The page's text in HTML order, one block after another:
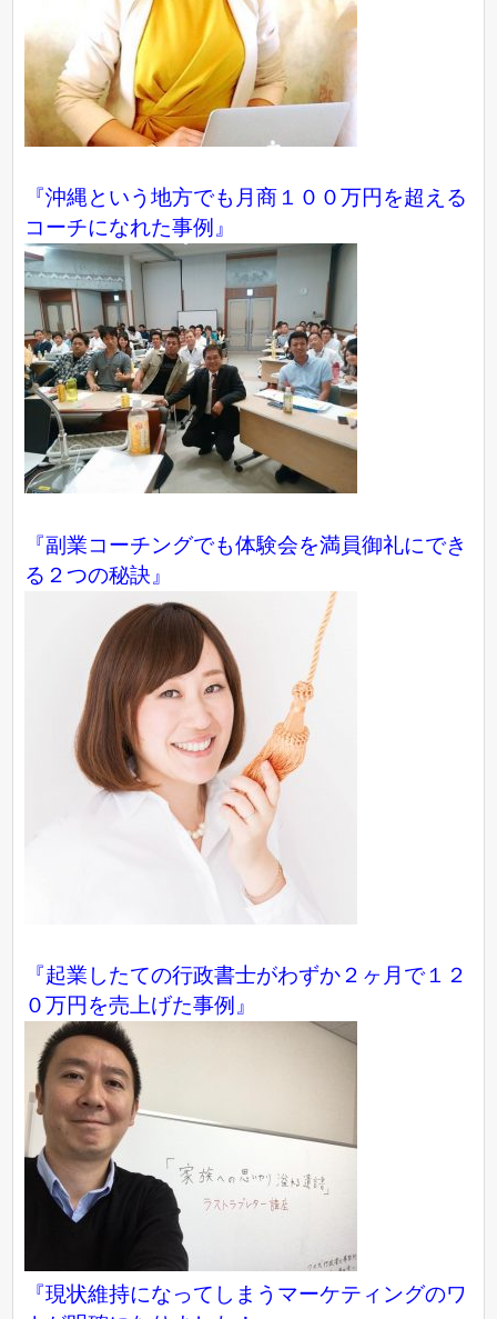
『沖縄という地方でも月商１００万円を超える
コーチになれた事例』
『副業コーチングでも体験会を満員御礼にでき
る２つの秘訣』
『起業したての行政書士がわずか２ヶ月で１２
０万円を売上げた事例』
『現状維持になってしまうマーケティングのワ